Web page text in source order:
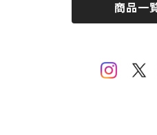
商品一